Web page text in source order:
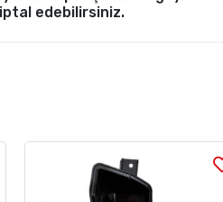
edebilirsiniz.